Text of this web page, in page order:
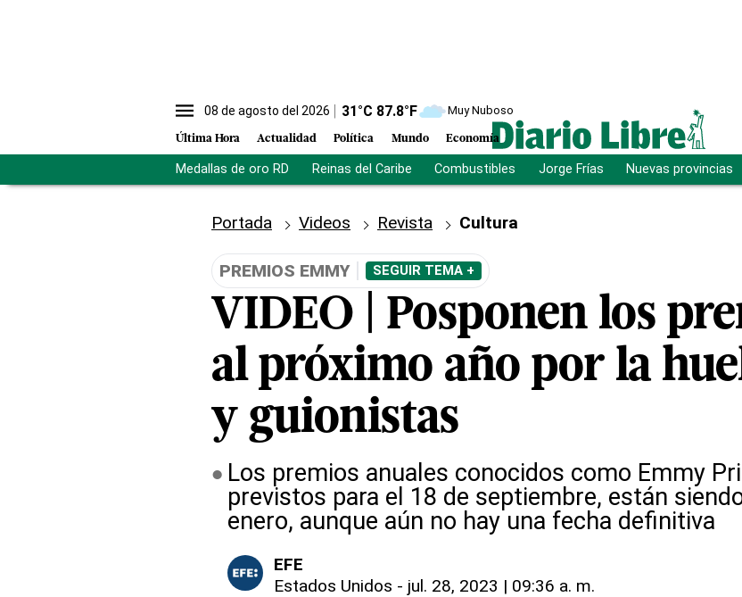
08 de agosto del 2026 31°C 87.8°F Muy Nuboso
Última Hora Actualidad Política Mundo Economía
Medallas de oro RD Reinas del Caribe Combustibles Jorge Frías Nuevas provincias
Portada Videos Revista Cultura
PREMIOS EMMY SEGUIR TEMA +
VIDEO | Posponen los
al próximo año por la
y guionistas
Los premios anuales conocidos como Emmy
previstos para el 18 de septiembre, están
enero, aunque aún no hay una fecha definitiva
EFE
Estados Unidos - jul. 28, 2023 | 09:36 a. m.